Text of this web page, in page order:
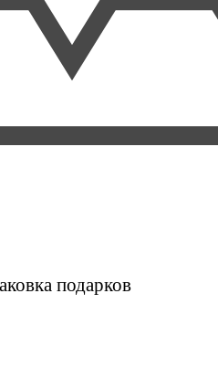
подарков